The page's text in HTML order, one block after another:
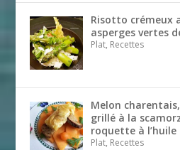
Risotto crémeux
asperges vertes
Plat, Recettes
Melon
grillé à la
roquette à l’huile
Plat, Recettes